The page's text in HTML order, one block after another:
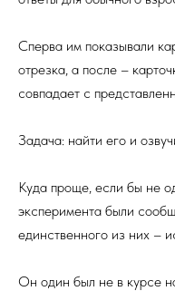
Сперва им показывали
отрезка, а после –
совпадает с
Задача: найти его и
Куда проще, если бы не
эксперимента были
единственного из них –
Он один был не в курсе